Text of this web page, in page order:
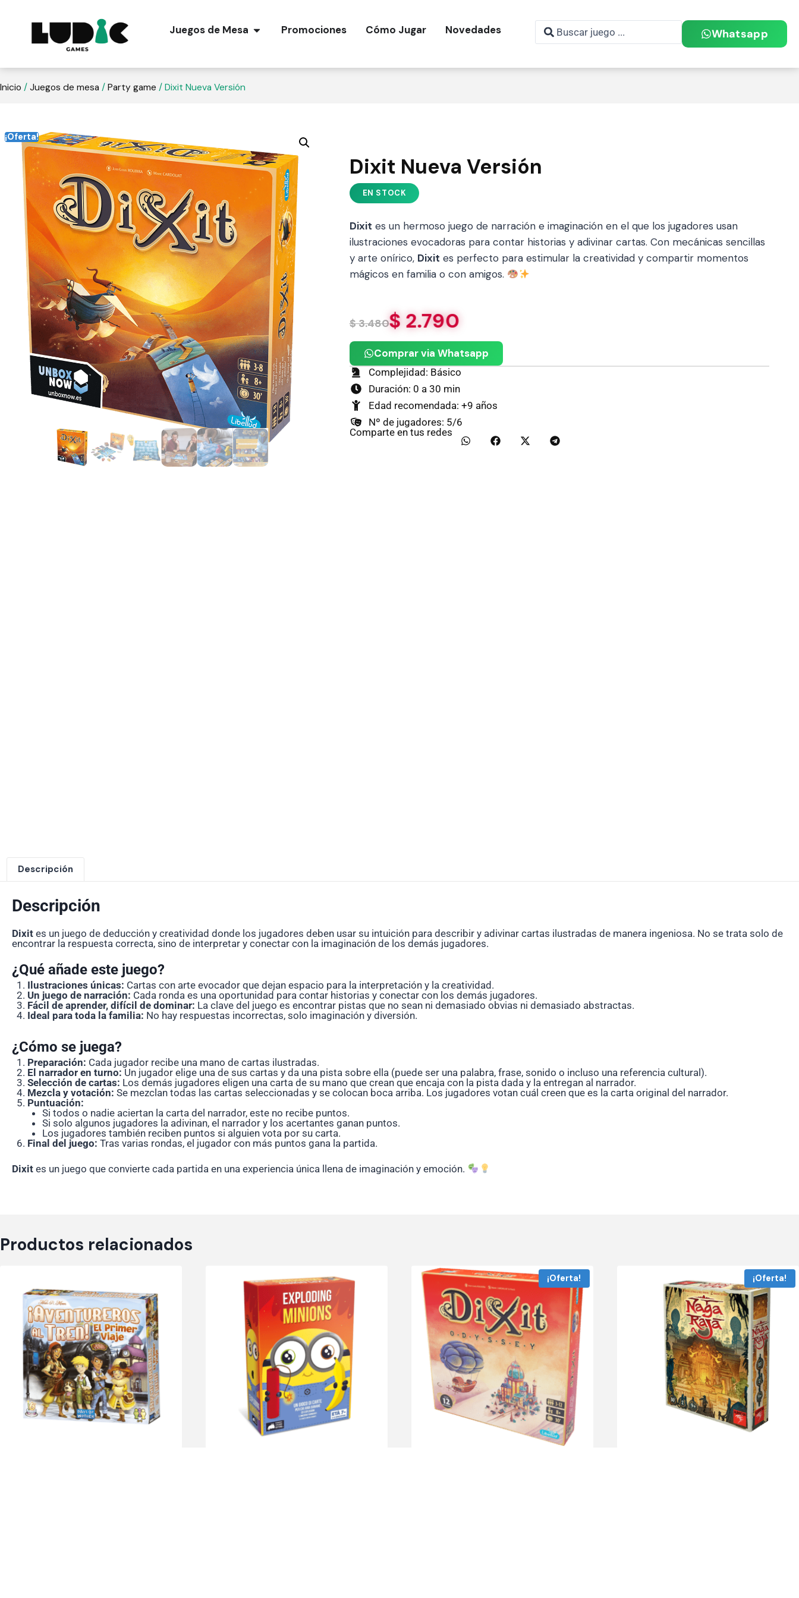
Juegos de Mesa Promociones Cómo Jugar Novedades Whatsapp
Inicio /Juegos de mesa /Party game / Dixit Nueva Versión
¡Oferta!
Dixit Nueva Versión
Dixit es un hermoso juego de narración e imaginación en el que los jugadores usan
ilustraciones evocadoras para contar historias y adivinar cartas. Con mecánicas sencillas
y arte onírico, Dixit es perfecto para estimular la creatividad y compartir momentos
mágicos en familia o con amigos.
$3.480$ 2.790
Comprar via Whatsapp
Complejidad: Básico
Duración: 0 a 30 min
Edad recomendada: +9 años
Nº de jugadores: 5/6
Comparte en tus redes
Descripción
Descripción
Dixit es un juego de deducción y creatividad donde los jugadores deben usar su intuición para describir y adivinar cartas ilustradas de manera ingeniosa. No se trata solo de
encontrar la respuesta correcta, sino de interpretar y conectar con la imaginación de los demás jugadores.
¿Qué añade este juego?
Ilustraciones únicas: Cartas con arte evocador que dejan espacio para la interpretación y la creatividad.
Un juego de narración: Cada ronda es una oportunidad para contar historias y conectar con los demás jugadores.
Fácil de aprender, difícil de dominar: La clave del juego es encontrar pistas que no sean ni demasiado obvias ni demasiado abstractas.
Ideal para toda la familia: No hay respuestas incorrectas, solo imaginación y diversión.
¿Cómo se juega?
Preparación: Cada jugador recibe una mano de cartas ilustradas.
El narrador en turno: Un jugador elige una de sus cartas y da una pista sobre ella (puede ser una palabra, frase, sonido o incluso una referencia cultural).
Selección de cartas: Los demás jugadores eligen una carta de su mano que crean que encaja con la pista dada y la entregan al narrador.
Mezcla y votación: Se mezclan todas las cartas seleccionadas y se colocan boca arriba. Los jugadores votan cuál creen que es la carta original del narrador.
Puntuación:
Si todos o nadie aciertan la carta del narrador, este no recibe puntos.
Si solo algunos jugadores la adivinan, el narrador y los acertantes ganan puntos.
Los jugadores también reciben puntos si alguien vota por su carta.
Final del juego: Tras varias rondas, el jugador con más puntos gana la partida.
Dixit es un juego que convierte cada partida en una experiencia única llena de imaginación y emoción.
Productos relacionados
¡Oferta! ¡Oferta!